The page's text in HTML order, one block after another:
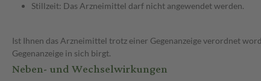
Stillzeit: Das Arzneimittel darf nicht angewendet werden.
Ist Ihnen das Arzneimittel trotz einer Gegenanzeige verordnet
Gegenanzeige in sich birgt.
Neben- und Wechselwirkungen